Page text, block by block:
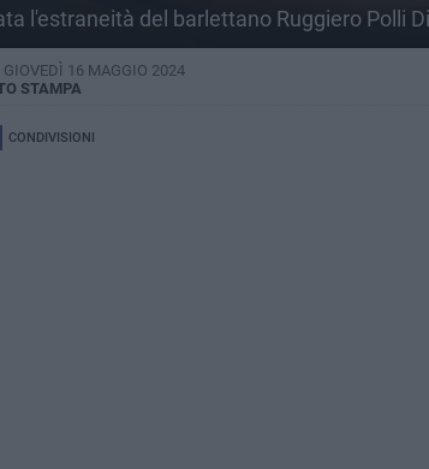
l'estraneità del barlettano Ruggiero Polli
GIOVEDÌ 16 MAGGIO 2024
STAMPA
CONDIVISIONI